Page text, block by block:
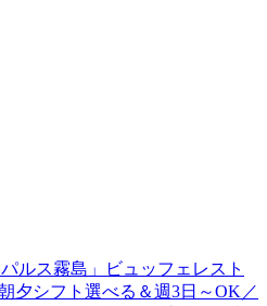
ルス霧島」ビュッフェレスト
夕シフト選べる＆週3日～OK／